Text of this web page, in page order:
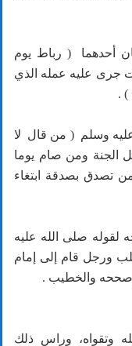
أحدهما ( رباط يوم
جرى عليه عمله الذي
) .
وسلم ( من قال لا
الجنة ومن صام يوما
تصدق بصدقة ابتغاء
لقوله صلى الله عليه
ورجل قام إلى إمام
وصححه والخطيب .
وتقواه، وراس ذلك